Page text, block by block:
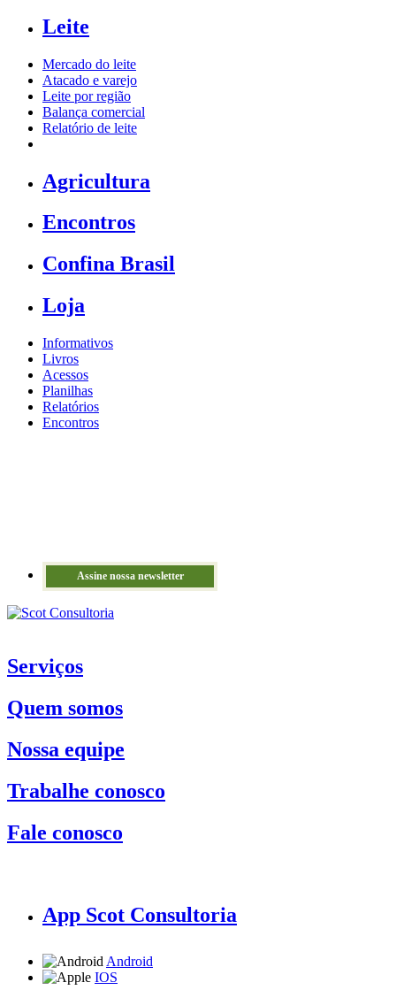
Leite
Mercado do leite
Atacado e varejo
Leite por região
Balança comercial
Relatório de leite
Agricultura
Encontros
Confina Brasil
Loja
Informativos
Livros
Acessos
Planilhas
Relatórios
Encontros
Assine nossa newsletter
Serviços
Quem somos
Nossa equipe
Trabalhe conosco
Fale conosco
App Scot Consultoria
Android
IOS